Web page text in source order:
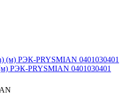
РЭК-PRYSMIAN 0401030401